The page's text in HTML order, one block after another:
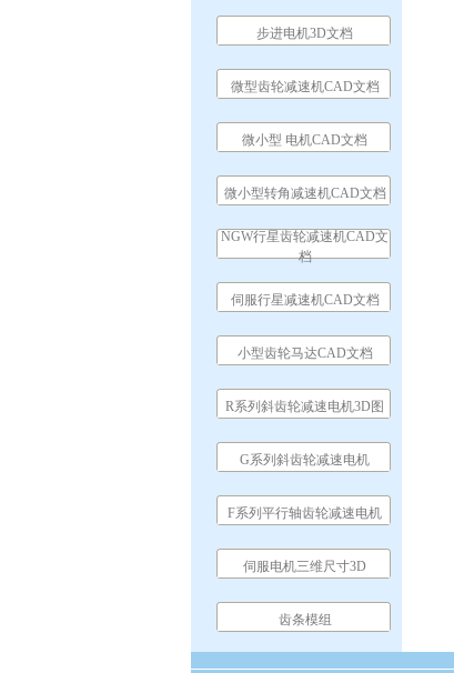
步进电机3D文档
微型齿轮减速机CAD文档
微小型 电机CAD文档
微小型转角减速机CAD文档
NGW行星齿轮减速机CAD文
档
伺服行星减速机CAD文档
小型齿轮马达CAD文档
R系列斜齿轮减速电机3D图
G系列斜齿轮减速电机
F系列平行轴齿轮减速电机
伺服电机三维尺寸3D
齿条模组